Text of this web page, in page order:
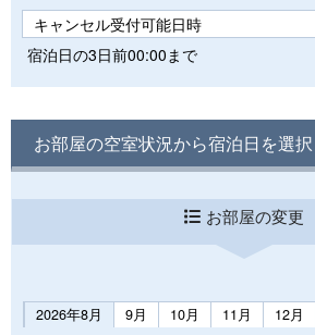
キャンセル受付可能日時
宿泊日の3日前00:00まで
お部屋の空室状況から宿泊日を選択
お部屋の変更
2026年8月
9月 10月 11月 12月